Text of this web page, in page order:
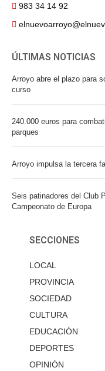
983 34 14 92
ÚLTIMAS NOTICIAS
Arroyo abre el plazo para
curso
240.000 euros para
parques
Arroyo impulsa la tercera
Seis patinadores del Club
Campeonato de Europa
SECCIONES
LOCAL
PROVINCIA
SOCIEDAD
CULTURA
EDUCACIÓN
DEPORTES
OPINIÓN